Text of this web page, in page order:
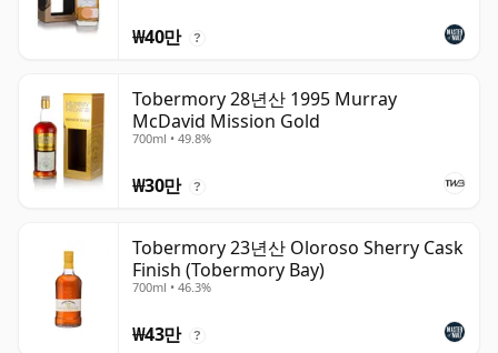
₩40만 ?
Tobermory 28년산 1995 Murray
McDavid Mission Gold
700ml • 49.8%
₩30만 ?
Tobermory 23년산 Oloroso Sherry Cask
Finish (Tobermory Bay)
700ml • 46.3%
₩43만 ?